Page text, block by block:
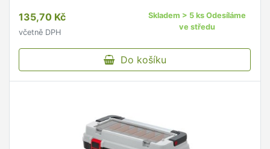
135,70 Kč
včetně DPH
Skladem > 5 ks Odesíláme
ve středu
Do košíku